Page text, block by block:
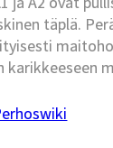
täplä.